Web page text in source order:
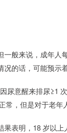
般来说，成年
的话，可能预示
尿意醒来排尿≥1
，但是对于老年
表明，18 岁以